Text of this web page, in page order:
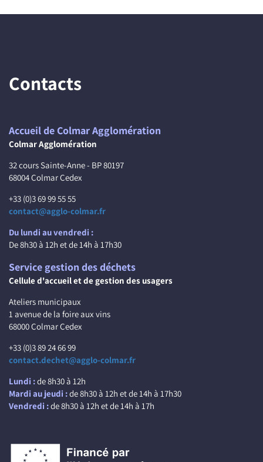
Contacts
Accueil de Colmar Agglomération
Colmar Agglomération
32 cours Sainte-Anne - BP 80197
68004 Colmar Cedex
+33 (0)3 69 99 55 55
contact@agglo-colmar.fr
Du lundi au vendredi :
De 8h30 à 12h et de 14h à 17h30
Service gestion des déchets
Cellule d'accueil et de gestion des usagers
Ateliers municipaux
1 avenue de la foire aux vins
68000 Colmar Cedex
+33 (0)3 89 24 66 99
contact.dechet@agglo-colmar.fr
Lundi :de 8h30 à 12h
Mardi au jeudi :de 8h30 à 12h et de 14h à 17h30
Vendredi :de 8h30 à 12h et de 14h à 17h